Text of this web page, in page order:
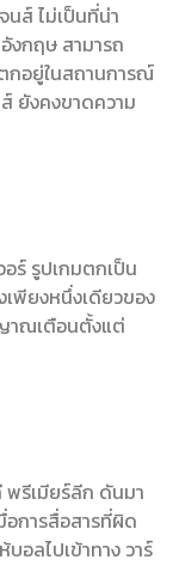
ส์ ไม่เป็นที่น่า
งกฤษ สามารถ
กอยู่ในสถานการณ์
ยังคงขาดความ
อร์ รูปเกมตกเป็น
เพียงหนึ่งเดียวของ
าณเตือนตั้งแต่
พรีเมียร์ลีก ดันมา
การสื่อสารที่ผิด
อลไปเข้าทาง วาร์